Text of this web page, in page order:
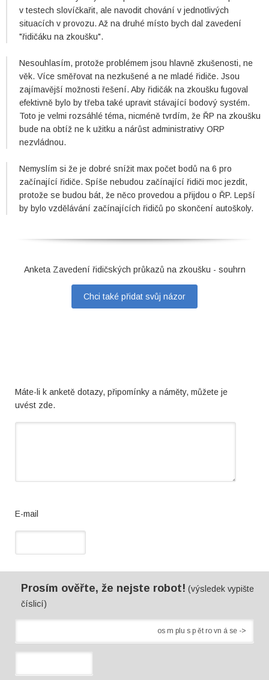
v testech slovíčkařit, ale navodit chování v jednotlivých
situacích v provozu. Až na druhé místo bych dal zavedení
"řidičáku na zkoušku".
Nesouhlasím, protože problémem jsou hlavně zkušenosti, ne
věk. Více směřovat na nezkušené a ne mladé řidiče. Jsou
zajímavější možnosti řešení. Aby řidičák na zkoušku fugoval
efektivně bylo by třeba také upravit stávající bodový systém.
Toto je velmi rozsáhlé téma, nicméně tvrdím, že ŘP na zkoušku
bude na obtíž ne k užitku a nárůst administrativy ORP
nezvládnou.
Nemyslím si že je dobré snížit max počet bodů na 6 pro
začínající řidiče. Spíše nebudou začínající řidiči moc jezdit,
protože se budou bát, že něco provedou a přijdou o ŘP. Lepší
by bylo vzdělávání začínajících řidičů po skončení autoškoly.
Anketa Zavedení řidičských průkazů na zkoušku - souhrn
Chci také přidat svůj názor
Máte-li k anketě dotazy, připomínky a náměty, můžete je
uvést zde.
E-mail
Prosím ověřte, že nejste robot! (výsledek vypište
číslicí)